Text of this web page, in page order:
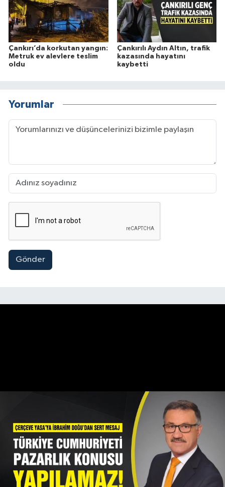
Çankırı’da korkutan yangın:
Metruk ev alevlere teslim
oldu
Çankırılı Aydın Altın, trafik
kazasında hayatını
kaybetti
Yorumlar
Gönder